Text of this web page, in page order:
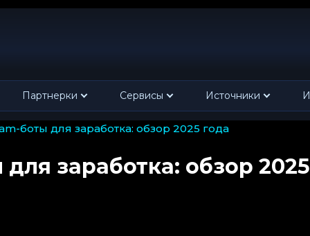
Партнерки Сервисы Источники
боты для заработка: обзор 2025 года
заработка: обзор 2025